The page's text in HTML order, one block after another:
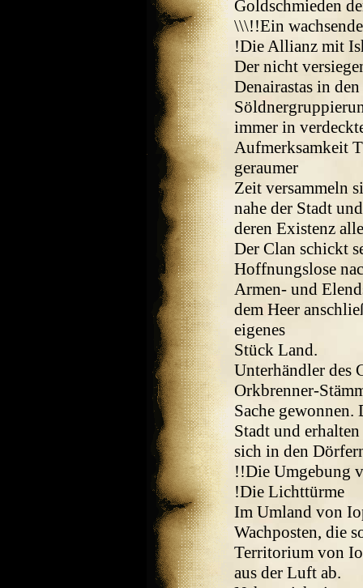
Goldschmieden
\\\!!Ein
!Die Allianz mit
Der nicht
Denairastas in
immer in
Aufmerksamkeit
geraumer
Zeit versammeln
nahe der Stadt
deren Existenz
Der Clan schickt
Hoffnungslose
Armen- und
dem Heer
eigenes
Stück Land.
Unterhändler des
Orkbrenner-
Sache
Stadt und
sich in den
!!Die Umgebung
!Die Lichttürme
Im Umland von
Wachposten, die
Territorium von
aus der Luft ab.